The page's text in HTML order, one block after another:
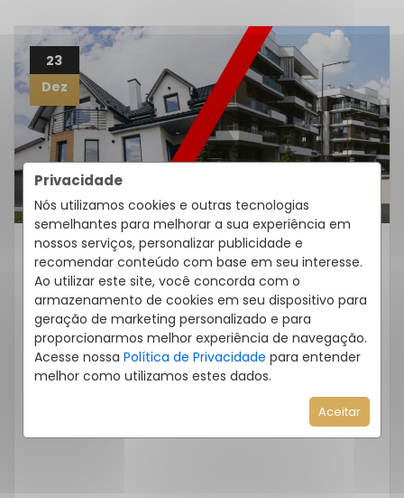
Privacidade
Nós utilizamos cookies e outras tecnologias
semelhantes para melhorar a sua experiência em
nossos serviços, personalizar publicidade e
recomendar conteúdo com base em seu interesse.
Ao utilizar este site, você concorda com o
armazenamento de cookies em seu dispositivo para
geração de marketing personalizado e para
proporcionarmos melhor experiência de navegação.
Acesse nossa Política de Privacidade para entender
melhor como utilizamos estes dados.
Aceitar
23
Dez
Quero Comprar
Casas De Praia Vs.
Apartamentos: Qual A Melhor
Opção Para Morar Ou Investir?
Se você está pensando em comprar um
imóvel no litoral, uma dúvida comum é: é